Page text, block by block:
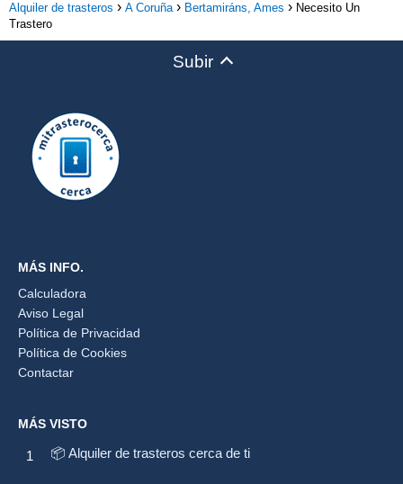
Alquiler de trasteros A Coruña Bertamiráns, Ames
Necesito Un
Trastero
Subir
MÁS INFO.
Calculadora
Aviso Legal
Política de Privacidad
Política de Cookies
Contactar
MÁS VISTO
📦 Alquiler de trasteros cerca de ti